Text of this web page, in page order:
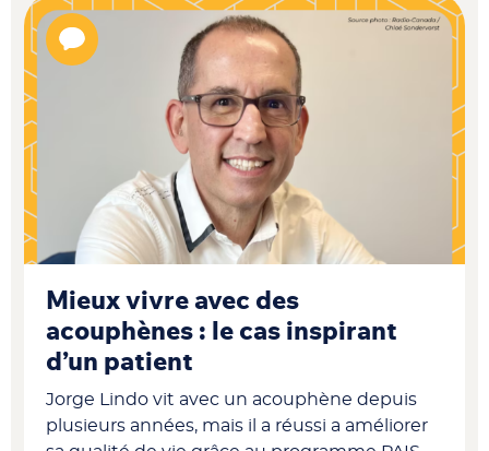
Mieux vivre avec des
acouphènes : le cas inspirant
d’un patient
Jorge Lindo vit avec un acouphène depuis
plusieurs années, mais il a réussi a améliorer